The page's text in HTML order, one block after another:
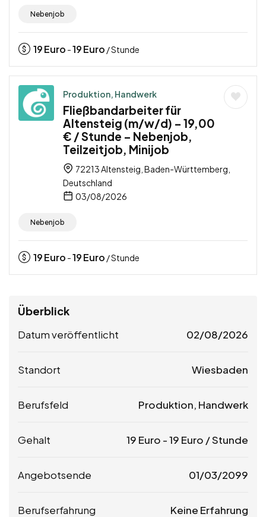
Nebenjob
19Euro -19Euro / Stunde
Produktion, Handwerk
Fließbandarbeiter für
Altensteig (m/w/d) – 19,00
€ / Stunde – Nebenjob,
Teilzeitjob, Minijob
72213 Altensteig, Baden-Württemberg,
Deutschland
03/08/2026
Nebenjob
19Euro -19Euro / Stunde
Überblick
Datum veröffentlicht 02/08/2026
Standort Wiesbaden
Berufsfeld Produktion, Handwerk
Gehalt 19 Euro -19 Euro / Stunde
Angebotsende 01/03/2099
Berufserfahrung Keine Erfahrung